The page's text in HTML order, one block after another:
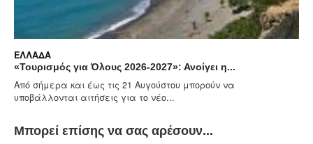
για Όλους 2026-2027»: Ανοίγει η...
σήμερα και έως τις 21 Αυγούστου μπορούν να
αιτήσεις για το νέο...
Μπορεί επίσης να σας αρέσουν...